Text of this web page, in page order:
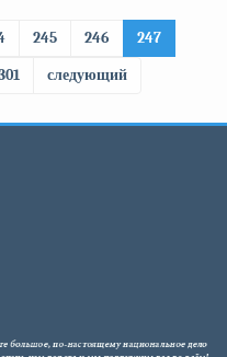
245 246
247
следующий